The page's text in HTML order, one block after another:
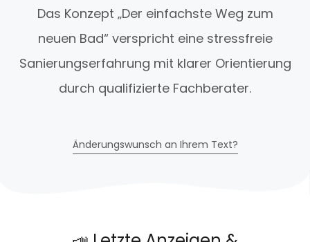
Das Konzept „Der einfachste Weg zum
neuen Bad“ verspricht eine stressfreie
Sanierungserfahrung mit klarer Orientierung
durch qualifizierte Fachberater.
Änderungswunsch an Ihrem Text?